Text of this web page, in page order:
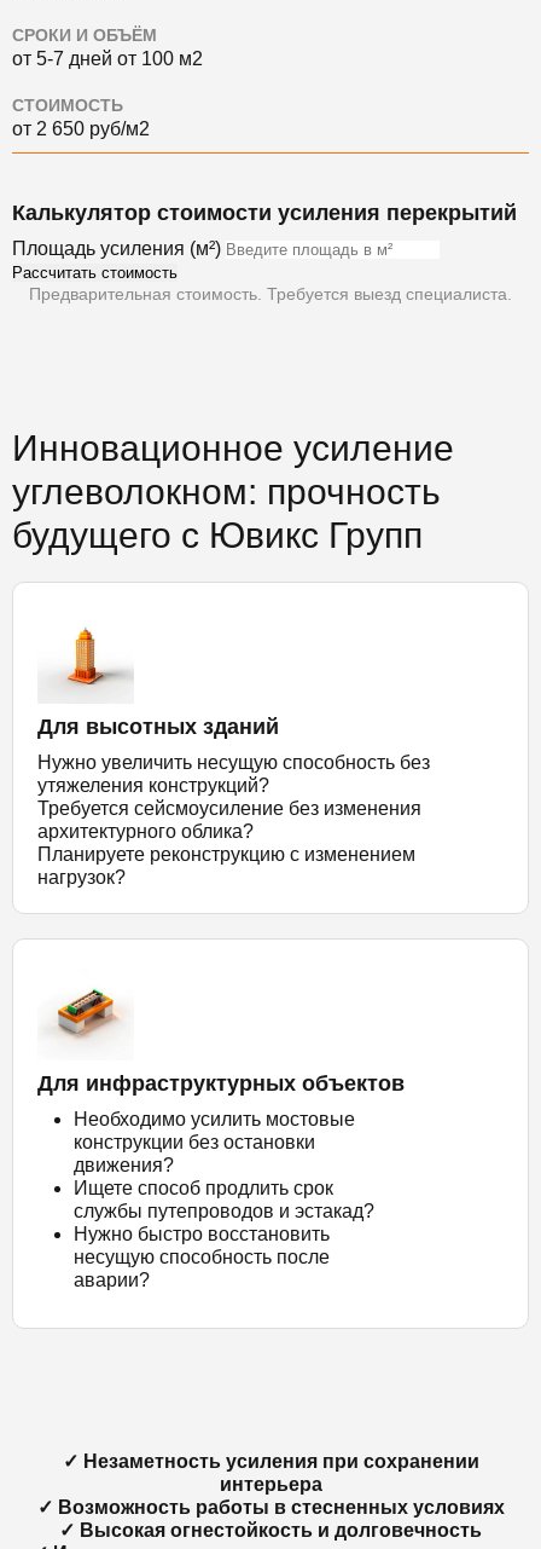
СРОКИ И ОБЪЁМ
от 5-7 дней от 100 м2
СТОИМОСТЬ
от 2 650 руб/м2
Калькулятор стоимости усиления перекрытий
Площадь усиления (м²)
Рассчитать стоимость
Предварительная стоимость. Требуется выезд специалиста.
Инновационное усиление
углеволокном: прочность
будущего с Ювикс Групп
Для высотных зданий
Нужно увеличить несущую способность без
утяжеления конструкций?
Требуется сейсмоусиление без изменения
архитектурного облика?
Планируете реконструкцию с изменением
нагрузок?
Для инфраструктурных объектов
Необходимо усилить мостовые
конструкции без остановки
движения?
Ищете способ продлить срок
службы путепроводов и эстакад?
Нужно быстро восстановить
несущую способность после
аварии?
✓ Незаметность усиления при сохранении
интерьера
✓ Возможность работы в стесненных условиях
✓ Высокая огнестойкость и долговечность